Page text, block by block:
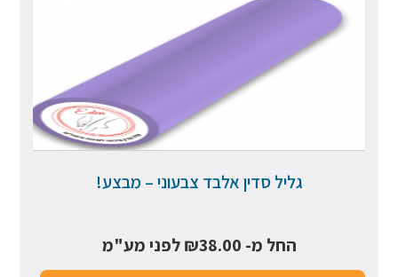
גליל סדין אלבד צבעוני – מבצע!
החל מ- ₪38.00 לפני מע"מ